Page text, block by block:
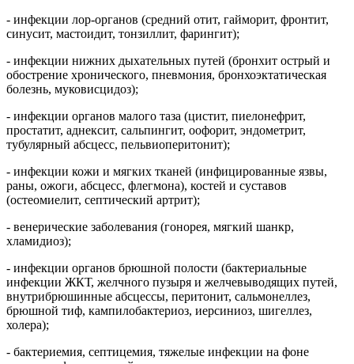
- инфекции лор-органов (средний отит, гайморит, фронтит,
синусит, мастоидит, тонзиллит, фарингит);
- инфекции нижних дыхательных путей (бронхит острый и
обострение хронического, пневмония, бронхоэктатическая
болезнь, муковисцидоз);
- инфекции органов малого таза (цистит, пиелонефрит,
простатит, аднексит, сальпингит, оофорит, эндометрит,
тубулярный абсцесс, пельвиоперитонит);
- инфекции кожи и мягких тканей (инфицированные язвы,
раны, ожоги, абсцесс, флегмона), костей и суставов
(остеомиелит, септический артрит);
- венерические заболевания (гонорея, мягкий шанкр,
хламидиоз);
- инфекции органов брюшной полости (бактериальные
инфекции ЖКТ, желчного пузыря и желчевыводящих путей,
внутрибрюшинные абсцессы, перитонит, сальмонеллез,
брюшной тиф, кампилобактериоз, иерсиниоз, шигеллез,
холера);
- бактериемия, септицемия, тяжелые инфекции на фоне